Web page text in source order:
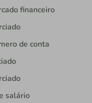
financeiro
de conta
salário